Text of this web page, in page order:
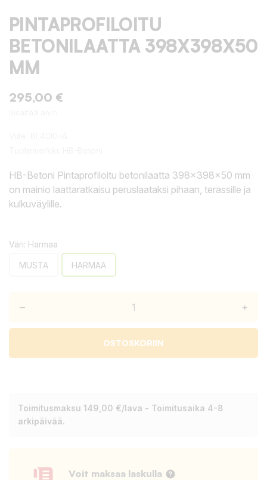
PINTAPROFILOITU
BETONILAATTA 398X398X50
MM
295,00 €
HB-Betoni Pintaprofiloitu betonilaatta 398x398x50 mm
on mainio laattaratkaisu peruslaataksi pihaan, terassille ja
kulkuväylille.
Väri: Harmaa
MUSTA HARMAA
– +
OSTOSKORIIN
Toimitusmaksu 149,00 €/lava - Toimitusaika 4-8
arkipäivää.
Voit maksaa laskulla